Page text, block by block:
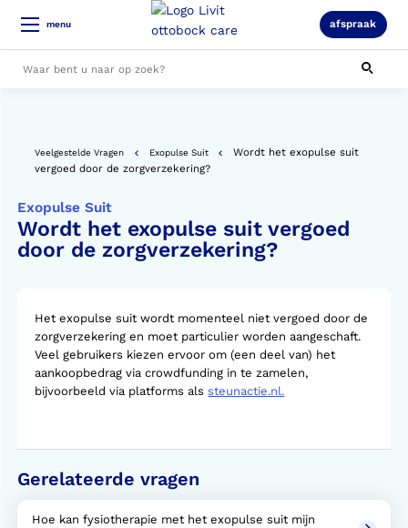
menu afspraak
Veelgestelde Vragen Exopulse Suit
Wordt het exopulse suit
vergoed door de zorgverzekering?
Exopulse Suit
Wordt het exopulse suit vergoed
door de zorgverzekering?
Het exopulse suit wordt momenteel niet vergoed door de
zorgverzekering en moet particulier worden aangeschaft.
Veel gebruikers kiezen ervoor om (een deel van) het
aankoopbedrag via crowdfunding in te zamelen,
bijvoorbeeld via platforms alssteunactie.nl.
Gerelateerde vragen
Hoe kan fysiotherapie met het exopulse suit mijn